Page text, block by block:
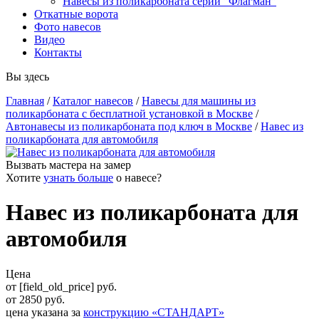
Откатные ворота
Фото навесов
Видео
Контакты
Вы здесь
Главная / Каталог навесов / Навесы для машины из
поликарбоната с бесплатной установкой в Москве /
Автонавесы из поликарбоната под ключ в Москве / Навес из
поликарбоната для автомобиля
Вызвать мастера на замер
Хотите узнать больше о навесе?
Навес из поликарбоната для
автомобиля
Цена
от [field_old_price] руб.
от 2850 руб.
цена указана за конструкцию «СТАНДАРТ»